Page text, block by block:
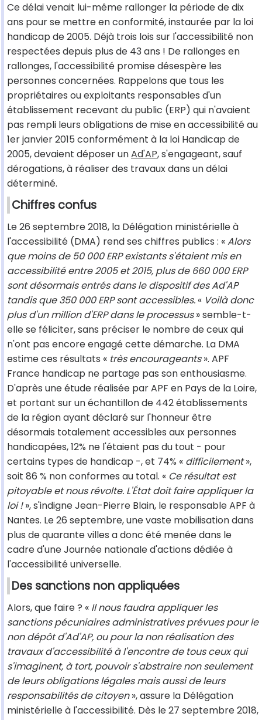
Ce délai venait lui-même rallonger la période de dix
ans pour se mettre en conformité, instaurée par la loi
handicap de 2005. Déjà trois lois sur l'accessibilité non
respectées depuis plus de 43 ans ! De rallonges en
rallonges, l'accessibilité promise désespère les
personnes concernées. Rappelons que tous les
propriétaires ou exploitants responsables d'un
établissement recevant du public (ERP) qui n'avaient
pas rempli leurs obligations de mise en accessibilité au
1er janvier 2015 conformément à la loi Handicap de
2005, devaient déposer unAd'AP, s'engageant, sauf
dérogations, à réaliser des travaux dans un délai
déterminé.
Chiffres confus
Le 26 septembre 2018, la Délégation ministérielle à
l'accessibilité (DMA) rend ses chiffres publics : «Alors
que moins de 50 000 ERP existants s'étaient mis en
accessibilité entre 2005 et 2015, plus de 660 000 ERP
sont désormais entrés dans le dispositif des Ad'AP
tandis que 350 000 ERP sont accessibles. « Voilà donc
plus d'un million d'ERP dans le processus» semble-t-
elle se féliciter, sans préciser le nombre de ceux qui
n'ont pas encore engagé cette démarche. La DMA
estime ces résultats « très encourageants». APF
France handicap ne partage pas son enthousiasme.
D'après une étude réalisée par APF en Pays de la Loire,
et portant sur un échantillon de 442 établissements
de la région ayant déclaré sur l'honneur être
désormais totalement accessibles aux personnes
handicapées, 12% ne l'étaient pas du tout - pour
certains types de handicap -, et 74% « difficilement»,
soit 86 % non conformes au total. « Ce résultat est
pitoyable et nous révolte. L'État doit faire appliquer la
loi !», s'indigne Jean-Pierre Blain, le responsable APF à
Nantes. Le 26 septembre, une vaste mobilisation dans
plus de quarante villes a donc été menée dans le
cadre d'une Journée nationale d'actions dédiée à
l'accessibilité universelle.
Des sanctions non appliquées
Alors, que faire ? « Il nous faudra appliquer les
sanctions pécuniaires administratives prévues pour le
non dépôt d'Ad'AP, ou pour la non réalisation des
travaux d'accessibilité à l'encontre de tous ceux qui
s'imaginent, à tort, pouvoir s'abstraire non seulement
de leurs obligations légales mais aussi de leurs
responsabilités de citoyen», assure la Délégation
ministérielle à l'accessibilité. Dès le 27 septembre 2018,